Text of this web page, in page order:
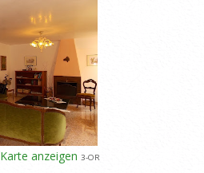
Karte anzeigen 3-OR